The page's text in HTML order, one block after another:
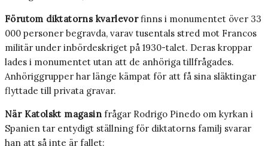
Förutom diktatorns kvarlevorfinns i monumentet över 33
000 personer begravda, varav tusentals stred mot Francos
militär under inbördeskriget på 1930-talet. Deras kroppar
lades i monumentet utan att de anhöriga tillfrågades.
Anhöriggrupper har länge kämpat för att få sina släktingar
flyttade till privata gravar.
När Katolskt magasin frågar Rodrigo Pinedo om kyrkan i
Spanien tar entydigt ställning för diktatorns familj svarar
han att så inte är fallet: